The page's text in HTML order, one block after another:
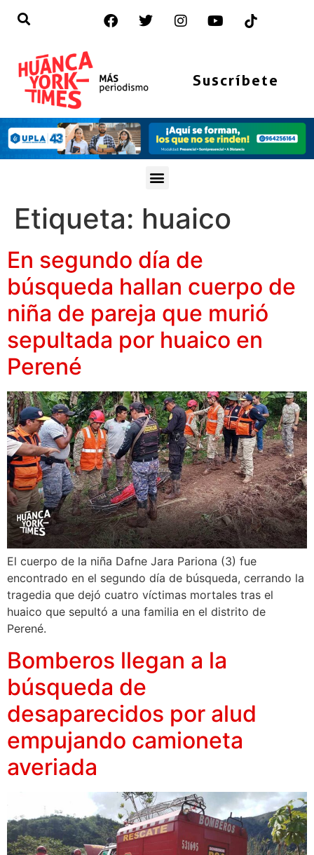
Suscríbete
Etiqueta: huaico
En segundo día de
búsqueda hallan cuerpo de
niña de pareja que murió
sepultada por huaico en
Perené
El cuerpo de la niña Dafne Jara Pariona (3) fue
encontrado en el segundo día de búsqueda, cerrando la
tragedia que dejó cuatro víctimas mortales tras el
huaico que sepultó a una familia en el distrito de
Perené.
Bomberos llegan a la
búsqueda de
desaparecidos por alud
empujando camioneta
averiada